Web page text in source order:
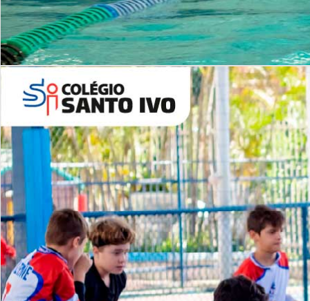
Período Integral | Saiba mais
Lista de vídeos
NOSSOCANAL